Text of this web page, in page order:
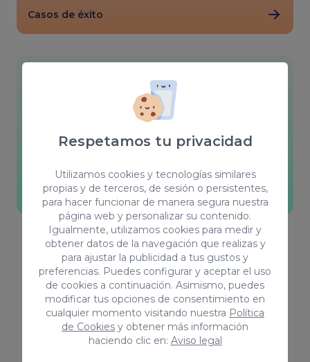
Respetamos tu privacidad
Utilizamos cookies y tecnologías similares
propias y de terceros, de sesión o persistentes,
para hacer funcionar de manera segura nuestra
página web y personalizar su contenido.
Igualmente, utilizamos cookies para medir y
obtener datos de la navegación que realizas y
para ajustar la publicidad a tus gustos y
preferencias. Puedes configurar y aceptar el uso
de cookies a continuación. Asimismo, puedes
modificar tus opciones de consentimiento en
cualquier momento visitando nuestra Política
de Cookies y obtener más información
haciendo clic en: Aviso legal
Casos de éxito
Somos fieles defensores de la formación para
cada cliente y buscamos la forma de trabajar
Visita nuestro blog
Sobre nosotros
¿Quiénes somos?